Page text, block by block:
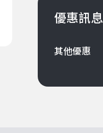
優惠訊息
其他優惠